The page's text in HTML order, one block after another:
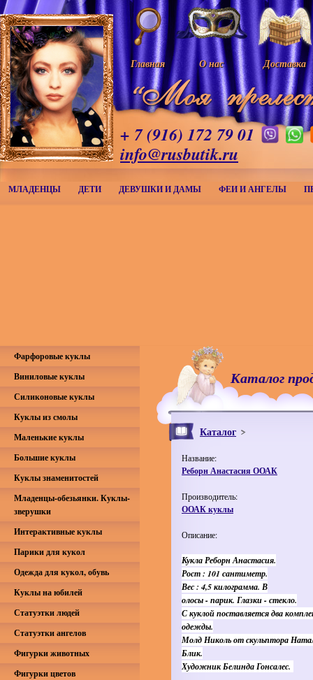
Главная О нас Доставка
+ 7 (916) 172 79 01
info@rusbutik.ru
МЛАДЕНЦЫ ДЕТИ ДЕВУШКИ И ДАМЫ ФЕИ И АНГЕЛЫ
Каталог
Каталог
Название:
Реборн Анастасия ООАК
Производитель:
ООАК куклы
Описание:
Кукла Реборн Анастасия.
Рост : 101 сантиметр.
Вес : 4,5 килограмма. В
олосы - парик. Глазки - стекло.
С куклой поставляется два
одежды.
Молд Николь от скульптора
Блик.
Художник Белинда Гонсалес.
Фарфоровые куклы
Виниловые куклы
Силиконовые куклы
Куклы из смолы
Маленькие куклы
Большие куклы
Куклы знаменитостей
Младенцы-обезьянки. Куклы-
зверушки
Интерактивные куклы
Парики для кукол
Одежда для кукол, обувь
Куклы на юбилей
Статуэтки людей
Статуэтки ангелов
Фигурки животных
Фигурки цветов